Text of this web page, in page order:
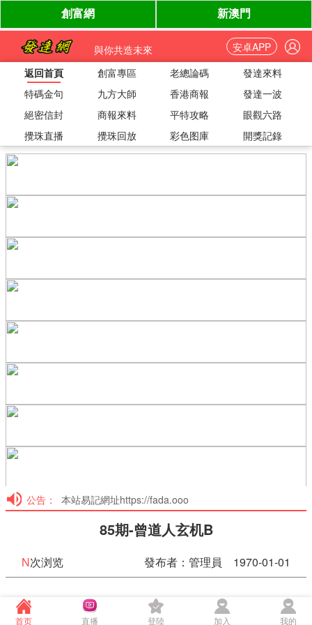
與你共造未來
安卓APP
返回首頁
創富專區 老總論碼
發達來料
特碼金句
九方大師 香港商報
發達一波
絕密信封
商報來料 平特攻略
眼觀六路
攪珠直播
攪珠回放 彩色图庫 開獎記錄
公告： 本站易記網址https://fada.ooo
85期-曾道人玄机B
N次浏览 發布者：管理員 1970-01-01
85期-曾道人玄机B
首页 直播 登陸 加入 我的